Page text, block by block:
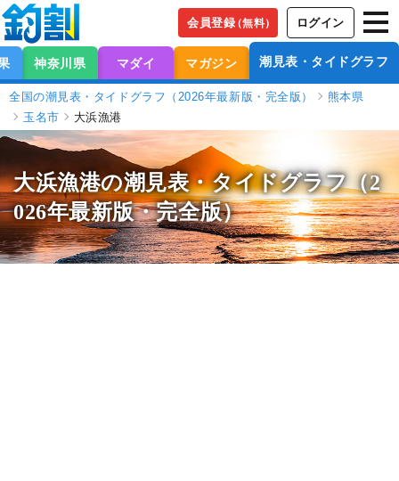
会員登録（無料） ログイン
神奈川県 マダイ マガジン 潮見表・タイドグラフ
全国の潮見表・タイドグラフ（2026年最新版・完全版）
熊本県
玉名市
大浜漁港
大浜漁港の潮見表・タイドグラフ（2
026年最新版・完全版）